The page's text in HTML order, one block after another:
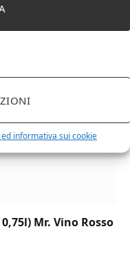
informativa sui cookie
Montrachet
Mr. Vino Rosso